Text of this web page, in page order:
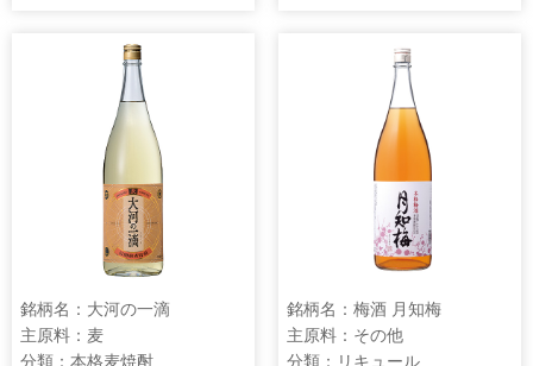
銘柄名：大河の一滴
主原料：麦
分類：本格麦焼酎
銘柄名：梅酒 月知梅
主原料：その他
分類：リキュール